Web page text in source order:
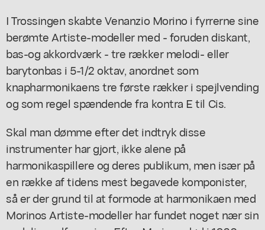
I Trossingen skabte Venanzio Morino i fyrrerne sine
berømte Artiste-modeller med - foruden diskant,
bas-og akkordværk - tre rækker melodi- eller
barytonbas i 5-1/2 oktav, anordnet som
knapharmonikaens tre første rækker i spejlvending
og som regel spændende fra kontra E til Cis.
Skal man dømme efter det indtryk disse
instrumenter har gjort, ikke alene på
harmonikaspillere og deres publikum, men især på
en række af tidens mest begavede komponister,
så er der grund til at formode at harmonikaen med
Morinos Artiste-modeller har fundet noget nær sin